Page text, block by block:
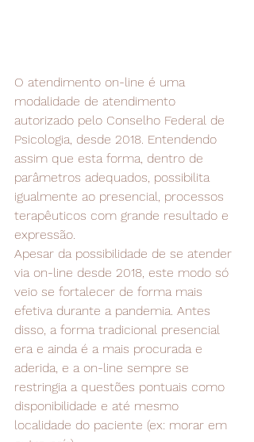
O atendimento on-line é uma
modalidade de atendimento
autorizado pelo Conselho Federal de
Psicologia, desde 2018. Entendendo
assim que esta forma, dentro de
parâmetros adequados, possibilita
igualmente ao presencial, processos
terapêuticos com grande resultado e
expressão.
Apesar da possibilidade de se atender
via on-line desde 2018, este modo só
veio se fortalecer de forma mais
efetiva durante a pandemia. Antes
disso, a forma tradicional presencial
era e ainda é a mais procurada e
aderida, e a on-line sempre se
restringia a questões pontuais como
disponibilidade e até mesmo
localidade do paciente (ex: morar em